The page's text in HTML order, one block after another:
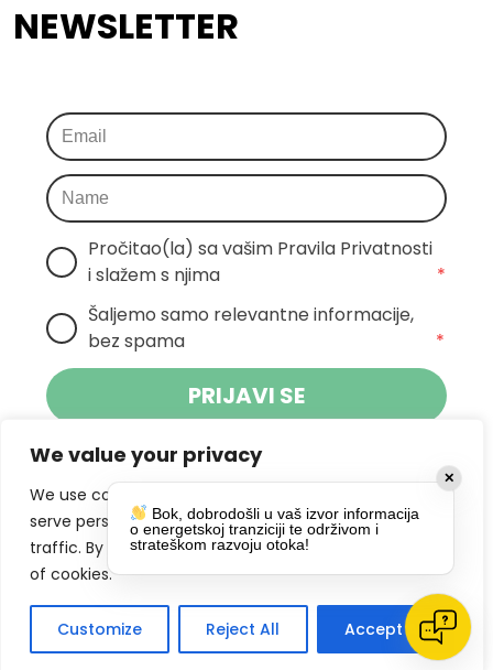
We value your privacy
We use cookies to enhance your browsing experience,
serve personalized ads or content, and analyze our
traffic. By clicking "Accept All", you consent to our use
of cookies.
Customize Reject All Accept All
NEWSLETTER
Pročitao(la) sa vašim Pravila Privatnosti
i slažem s njima
*
Šaljemo samo relevantne informacije,
bez spama
*
PRIJAVI SE
Klikom na gumb dajete suglasnost za
primanje novosti Pokreta Otoka te se
slažete spolitikom privatnosti.
DRUŠTVENE MREŽE
✕
Bok, dobrodošli u vaš izvor informacija
o energetskoj tranziciji te održivom i
strateškom razvoju otoka!